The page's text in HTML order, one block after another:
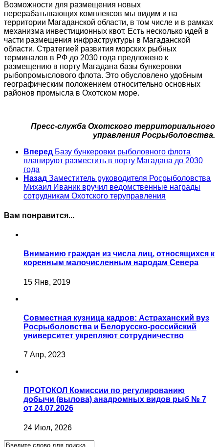
Возможности для размещения новых
перерабатывающих комплексов мы видим и на
территории Магаданской области, в том числе и в рамках
механизма инвестиционных квот. Есть несколько идей в
части размещения инфраструктуры в Магаданской
области. Стратегией развития морских рыбных
терминалов в РФ до 2030 года предложено к
размещению в порту Магадана базы бункеровки
рыбопромыслового флота. Это обусловлено удобным
географическим положением относительно основных
районов промысла в Охотском море.
Пресс-служба Охотского территориального
управления Росрыболовства.
Вперед Базу бункеровки рыболовного флота
планируют разместить в порту Магадана до 2030
года
Назад Заместитель руководителя Росрыболовства
Михаил Иваник вручил ведомственные награды
сотрудникам Охотского теруправления
Вам понравится...
Вниманию граждан из числа лиц, относящихся к
коренным малочисленным народам Севера
15 Янв, 2019
Совместная кузница кадров: Астраханский вуз
Росрыболовства и Белорусско-российский
университет укрепляют сотрудничество
7 Апр, 2023
ПРОТОКОЛ Комиссии по регулированию
добычи (вылова) анадромных видов рыб № 7
от 24.07.2026
24 Июл, 2026